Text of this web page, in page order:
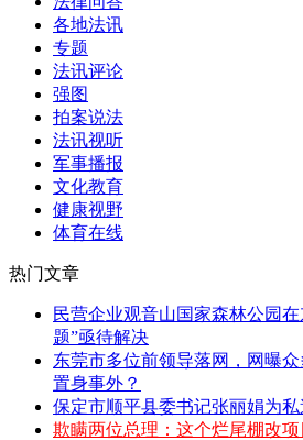
各地法讯
专题
法讯评论
强图
拍案说法
法讯视听
军事播报
文化教育
健康视野
体育在线
热门文章
民营企业观音山国家森林公园
题”亟待解决
东莞市多位前领导落网，网曝
置身事外？
保定市顺平县委书记张丽娟为
欺瞒两位总理：这个烂尾棚改